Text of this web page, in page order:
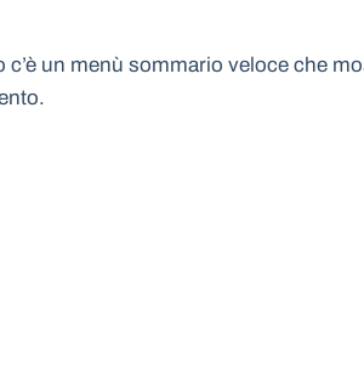
un menù sommario veloce che